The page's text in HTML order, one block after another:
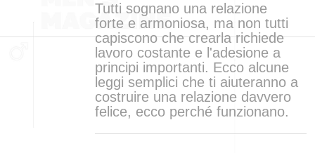
Tutti sognano una relazione
forte e armoniosa, ma non tutti
capiscono che crearla richiede
lavoro costante e l'adesione a
principi importanti. Ecco alcune
leggi semplici che ti aiuteranno a
costruire una relazione davvero
felice, ecco perché funzionano.